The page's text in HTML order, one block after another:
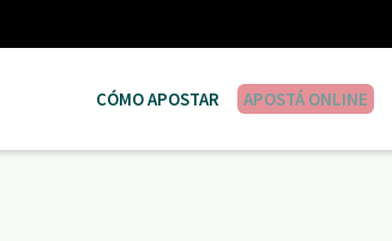
CÓMO APOSTAR APOSTÁ ONLINE